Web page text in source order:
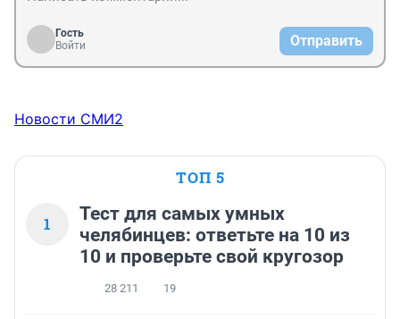
Гость
Войти
Отправить
Новости СМИ2
ТОП 5
1
Тест для самых умных
челябинцев: ответьте на 10 из
10 и проверьте свой кругозор
28 211 19